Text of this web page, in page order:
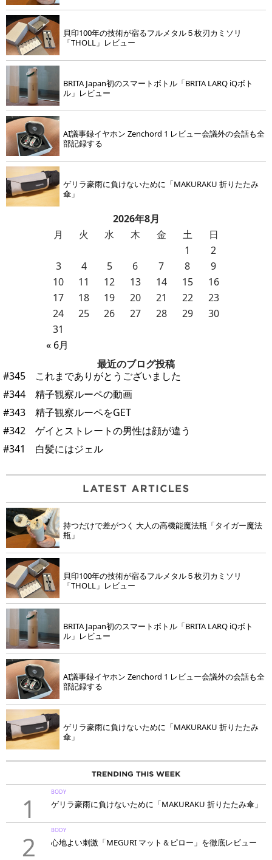
貝印100年の技術が宿るフルメタル５枚刃カミソリ
「THOLL」レビュー
BRITA Japan初のスマートボトル「BRITA LARQ iQボト
ル」レビュー
AI議事録イヤホン Zenchord 1 レビュー会議外の会話も全
部記録する
ゲリラ豪雨に負けないために「MAKURAKU 折りたたみ
傘」
2026年8月
月
火 水 木 金 土 日
« 6月
1
2
3
4 5 6 7 8
9
10
11 12 13 14 15
16
17
18 19 20 21 22
23
24
25 26 27 28 29
30
31
最近のブログ投稿
#345 これまでありがとうございました
#344 精子観察ルーペの動画
#343 精子観察ルーペをGET
#342 ゲイとストレートの男性は顔が違う
#341 白髪にはジェル
持つだけで差がつく 大人の高機能魔法瓶「タイガー魔法
瓶」
貝印100年の技術が宿るフルメタル５枚刃カミソリ
「THOLL」レビュー
BRITA Japan初のスマートボトル「BRITA LARQ iQボト
ル」レビュー
AI議事録イヤホン Zenchord 1 レビュー会議外の会話も全
部記録する
ゲリラ豪雨に負けないために「MAKURAKU 折りたたみ
傘」
1
BODY
ゲリラ豪雨に負けないために「MAKURAKU 折りたたみ傘」
2
BODY
心地よい刺激「MEGURI マット＆ピロー」を徹底レビュー